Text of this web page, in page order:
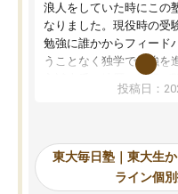
浪人をしていた時にこの
なりました。現役時の受
勉強に誰かからフィード
うことなく独学で勉強を
入試本番に地歴の学習が
合格となってしまいまし
東大毎日塾にたどり着き
の長期計画や日々の勉強
いて客観的なアドバイス
投稿日：
東大毎日塾｜東大生
ライン個